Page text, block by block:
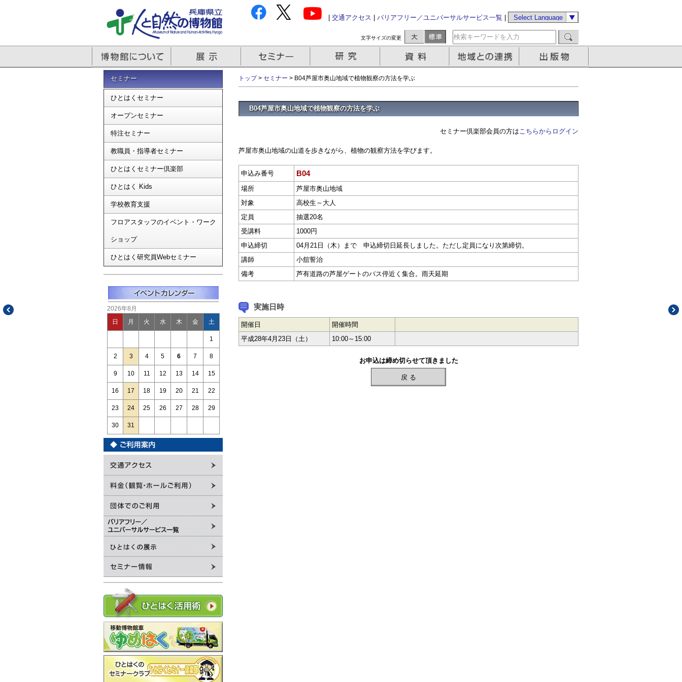
交通アクセス バリアフリー／ユニバーサルサービス一覧
文字サイズの変更
セミナー
ひとはくセミナー
オープンセミナー
特注セミナー
教職員・指導者セミナー
ひとはくセミナー倶楽部
ひとはく Kids
学校教育支援
フロアスタッフのイベント・ワーク
ショップ
ひとはく研究員Webセミナー
2026年8月
日 月 火 水 木 金 土
1
2 3 4 5 6 7 8
9 10 11 12 13 14 15
16 17 18 19 20 21 22
23 24 25 26 27 28 29
30 31
トップ> セミナー > B04芦屋市奥山地域で植物観察の方法を学ぶ
B04芦屋市奥山地域で植物観察の方法を学ぶ
セミナー倶楽部会員の方はこちらからログイン
芦屋市奥山地域の山道を歩きながら、植物の観察方法を学びます。
申込み番号 B04
場所
芦屋市奥山地域
対象
高校生～大人
定員
抽選20名
受講料
1000円
申込締切
04月21日（木）まで 申込締切日延長しました。ただし定員になり次第締切。
講師
小舘誓治
備考
芦有道路の芦屋ゲートのバス停近く集合。雨天延期
実施日時
開催日
開催時間
平成28年4月23日（土）
10:00～15:00
お申込は締め切らせて頂きました
戻 る